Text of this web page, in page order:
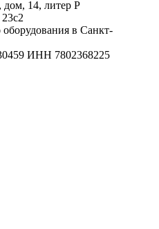
дом, 14, литер Р
оборудования в Санкт-
ИНН 7802368225